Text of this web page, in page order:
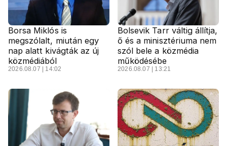
Borsa Miklós is
megszólalt, miután egy
nap alatt kivágták az új
közmédiából
2026.08.07 | 14:02
Bolsevik Tarr váltig állítja,
ő és a minisztériuma nem
szól bele a közmédia
működésébe
2026.08.07 | 13:21